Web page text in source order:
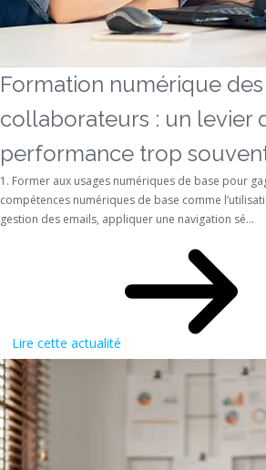
Formation numérique des
collaborateurs : un levier
performance trop
1. Former aux usages numériques de base pour
compétences numériques de base comme
gestion des emails, appliquer une navigation sé...
Lire cette actualité